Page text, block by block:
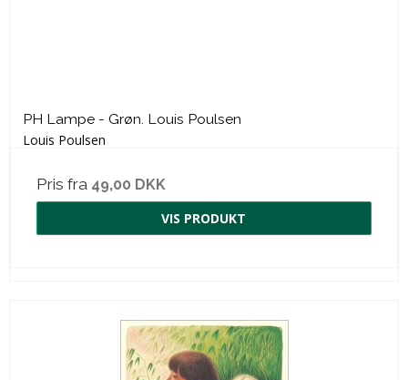
PH Lampe - Grøn. Louis Poulsen
Louis Poulsen
Pris fra 49,00 DKK
VIS PRODUKT